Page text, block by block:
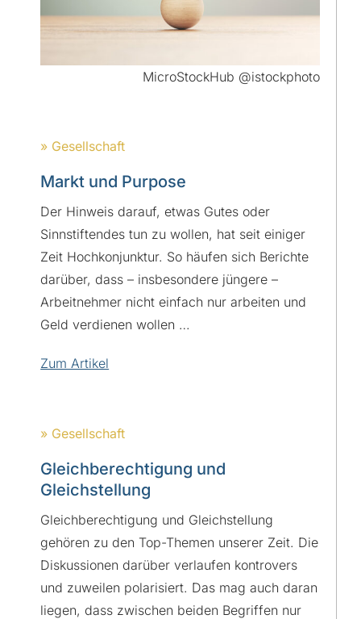
MicroStockHub @istockphoto
» Gesellschaft
Markt und Purpose
Der Hinweis darauf, etwas Gutes oder
Sinnstiftendes tun zu wollen, hat seit einiger
Zeit Hochkonjunktur. So häufen sich Berichte
darüber, dass – insbesondere jüngere –
Arbeitnehmer nicht einfach nur arbeiten und
Geld verdienen wollen …
Zum Artikel
» Gesellschaft
Gleichberechtigung und
Gleichstellung
Gleichberechtigung und Gleichstellung
gehören zu den Top-Themen unserer Zeit. Die
Diskussionen darüber verlaufen kontrovers
und zuweilen polarisiert. Das mag auch daran
liegen, dass zwischen beiden Begriffen nur